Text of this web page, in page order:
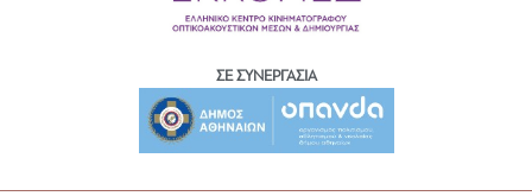
ΣΕ ΣΥΝΕΡΓΑΣΙΑ